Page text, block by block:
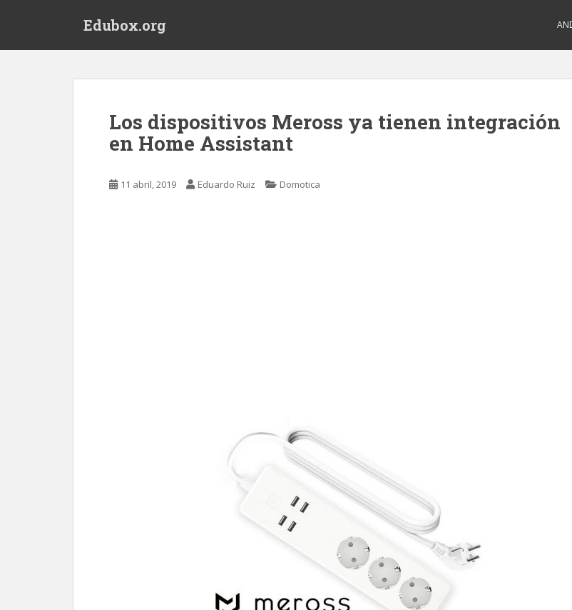
Edubox.org
Los dispositivos Meross ya tienen integración
en Home Assistant
11 abril, 2019 Eduardo Ruiz Domotica